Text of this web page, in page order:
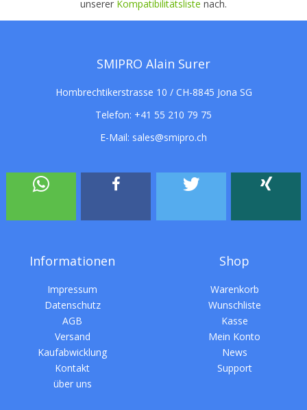
unserer Kompatibilitätsliste nach.
SMIPRO Alain Surer
Hombrechtikerstrasse 10 / CH-8845 Jona SG
Telefon: +41 55 210 79 75
E-Mail: sales@smipro.ch
Informationen
Impressum
Datenschutz
AGB
Versand
Kaufabwicklung
Kontakt
über uns
Shop
Warenkorb
Wunschliste
Kasse
Mein Konto
News
Support